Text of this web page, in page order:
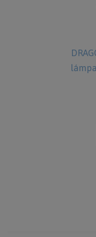
DRAGON Jaula
lámparas de Terrarios
Código